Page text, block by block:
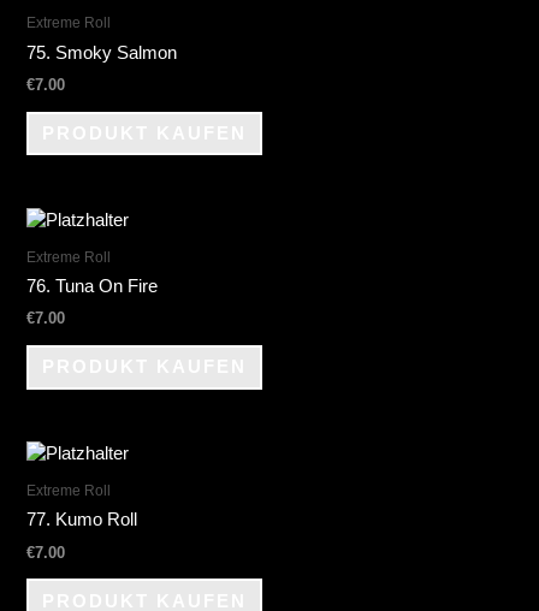
Extreme Roll
75. Smoky Salmon
€7.00
Extreme Roll
76. Tuna On Fire
€7.00
Extreme Roll
77. Kumo Roll
€7.00